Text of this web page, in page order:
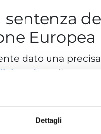
Dettagli
Europea
dato una
, il
contenuti online
emessa in
confronti di